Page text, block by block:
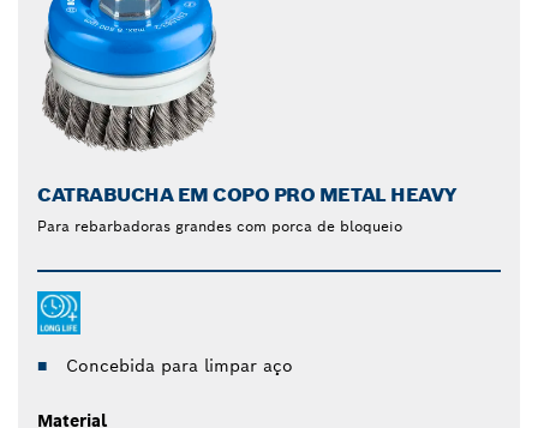
CATRABUCHA EM COPO PRO METAL HEAVY
Para rebarbadoras grandes com porca de bloqueio
Concebida para limpar aço
Material